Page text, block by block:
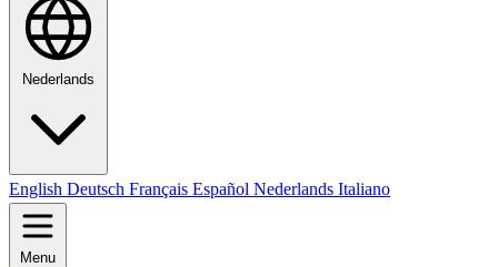
Nederlands
English Deutsch Français Español Nederlands Italiano
Menu